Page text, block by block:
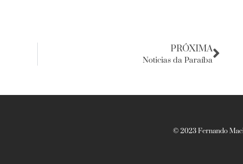
PRÓXIMA
Noticias da Paraíba
© 2023 Fernando